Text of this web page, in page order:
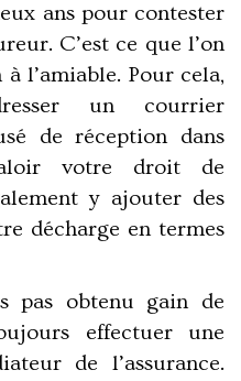
ans pour contester
C’est ce que l’on
l’amiable. Pour cela,
un courrier
de réception dans
votre droit de
y ajouter des
décharge en termes
pas obtenu gain de
effectuer une
de l’assurance.